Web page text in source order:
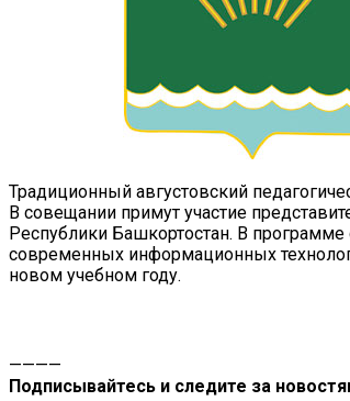
Традиционный августовский
В совещании примут участие
Республики Башкортостан. В
современных информационных
новом учебном году.
————
Подписывайтесь и следите за